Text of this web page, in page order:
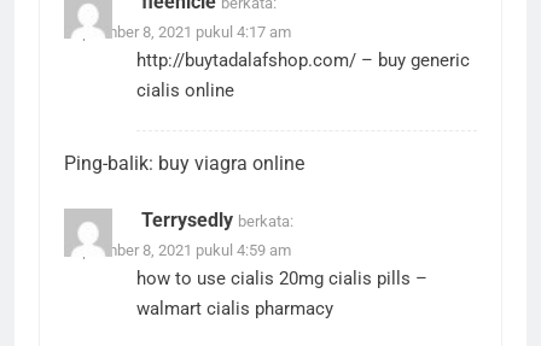
September 8, 2021 pukul 4:17 am
http://buytadalafshop.com/ – buy generic
cialis online
Ping-balik: buy viagra online
Terrysedly berkata:
September 8, 2021 pukul 4:59 am
how to use cialis 20mg cialis pills –
walmart cialis pharmacy